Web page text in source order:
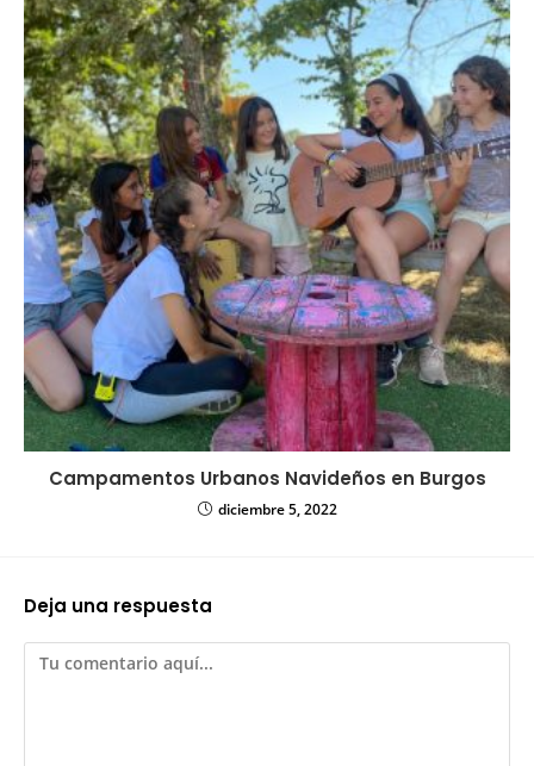
Campamentos Urbanos Navideños en Burgos
diciembre 5, 2022
Deja una respuesta